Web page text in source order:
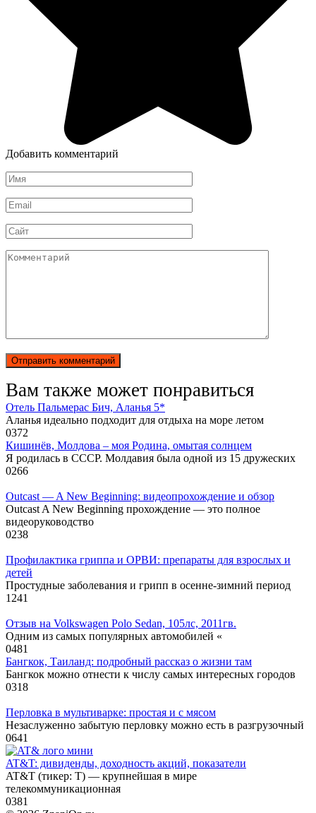
Добавить комментарий
Имя
*
Email
*
Сайт
Комментарий
Вам также может понравиться
Отель Пальмерас Бич, Аланья 5*
Аланья идеально подходит для отдыха на море летом
0372
Кишинёв, Молдова – моя Родина, омытая солнцем
Я родилась в СССР. Молдавия была одной из 15 дружеских
0266
Outcast — A New Beginning: видеопрохождение и обзор
Outcast A New Beginning прохождение — это полное
видеоруководство
0238
Профилактика гриппа и ОРВИ: препараты для взрослых и
детей
Простудные заболевания и грипп в осенне-зимний период
1241
Отзыв на Volkswagen Polo Sedan, 105лс, 2011гв.
Одним из самых популярных автомобилей «
0481
Бангкок, Таиланд: подробный рассказ о жизни там
Бангкок можно отнести к числу самых интересных городов
0318
Перловка в мультиварке: простая и с мясом
Незаслуженно забытую перловку можно есть в разгрузочный
0641
AT&T: дивиденды, доходность акций, показатели
AT&T (тикер: T) — крупнейшая в мире
телекоммуникационная
0381